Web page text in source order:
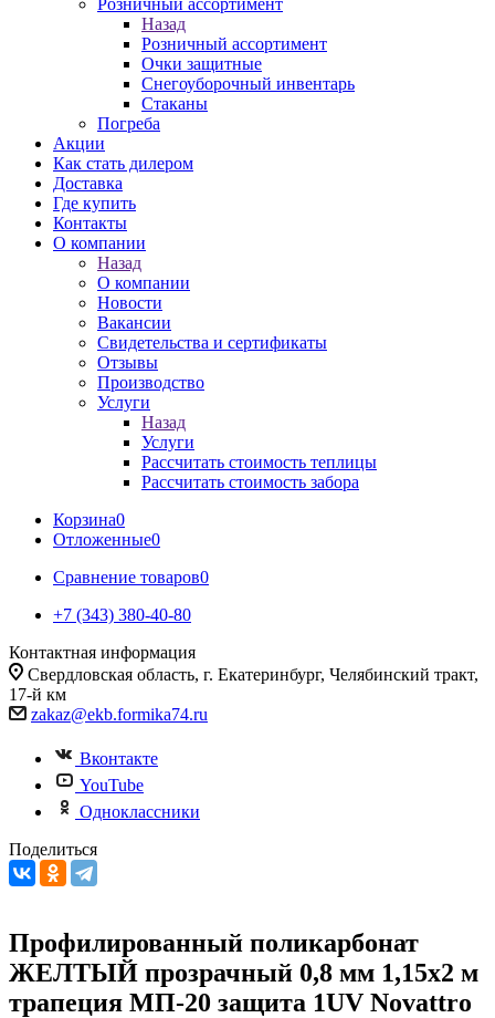
Розничный ассортимент
Назад
Розничный ассортимент
Очки защитные
Снегоуборочный инвентарь
Стаканы
Погреба
Акции
Как стать дилером
Доставка
Где купить
Контакты
О компании
Назад
О компании
Новости
Вакансии
Свидетельства и сертификаты
Отзывы
Производство
Услуги
Назад
Услуги
Рассчитать стоимость теплицы
Рассчитать стоимость забора
Корзина0
Отложенные0
Сравнение товаров0
+7 (343) 380-40-80
Контактная информация
Свердловская область, г. Екатеринбург, Челябинский тракт,
17-й км
zakaz@ekb.formika74.ru
Вконтакте
YouTube
Одноклассники
Поделиться
Профилированный поликарбонат
ЖЕЛТЫЙ прозрачный 0,8 мм 1,15х2 м
трапеция МП-20 защита 1UV Novattro